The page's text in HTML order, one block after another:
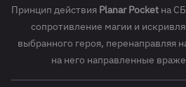
Принцип действия Planar Pocket на
сопротивление магии и
выбранного героя, перенаправляя
на него направленные